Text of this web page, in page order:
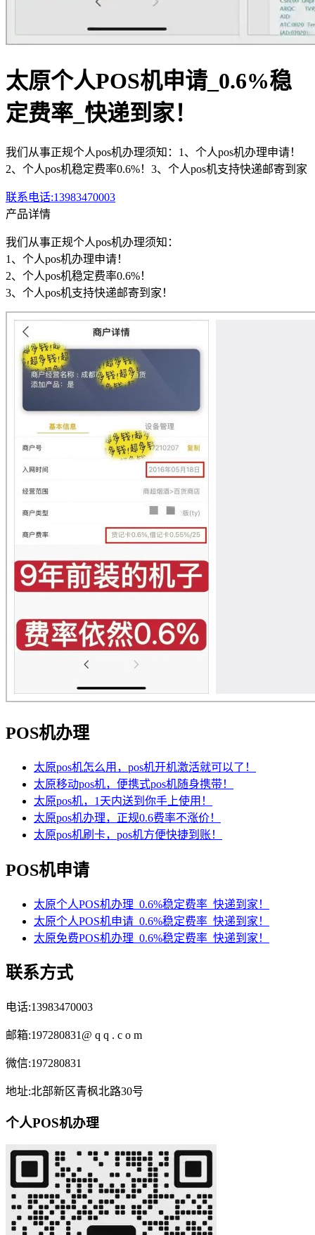
太原个人POS机申请_0.6%稳
定费率_快递到家！
我们从事正规个人pos机办理须知：1、个人pos机办理申请！
2、个人pos机稳定费率0.6%！3、个人pos机支持快递邮寄到家
联系电话:13983470003
产品详情
我们从事正规个人pos机办理须知：
1、个人pos机办理申请！
2、个人pos机稳定费率0.6%！
3、个人pos机支持快递邮寄到家！
POS机办理
太原pos机怎么用，pos机开机激活就可以了！
太原移动pos机，便携式pos机随身携带！
太原pos机，1天内送到你手上使用！
太原pos机办理，正规0.6费率不涨价！
太原pos机刷卡，pos机方便快捷到账！
POS机申请
太原个人POS机办理_0.6%稳定费率_快递到家！
太原个人POS机申请_0.6%稳定费率_快递到家！
太原免费POS机办理_0.6%稳定费率_快递到家！
联系方式
电话:13983470003
邮箱:197280831@ q q . c o m
微信:197280831
地址:北部新区青枫北路30号
个人POS机办理